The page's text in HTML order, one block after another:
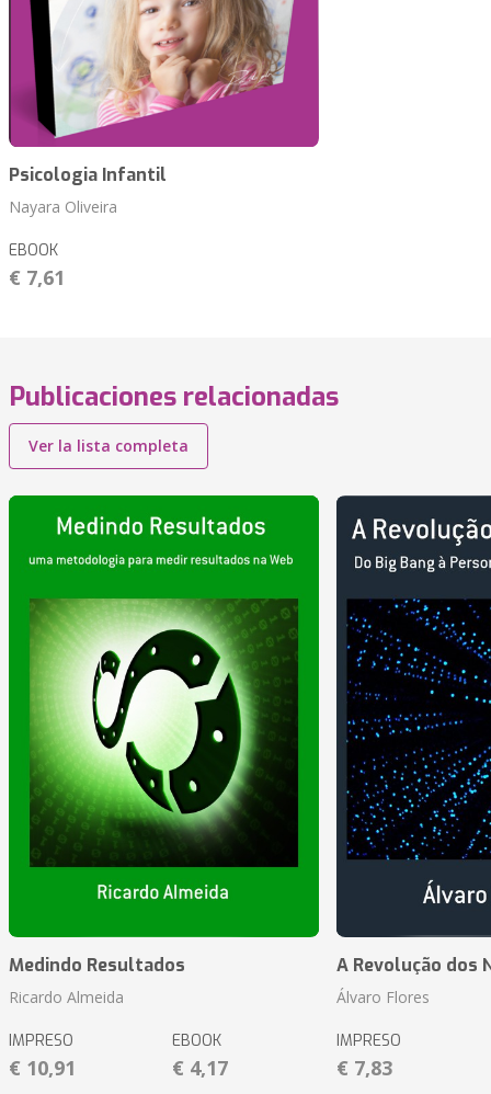
Psicologia Infantil
Nayara Oliveira
EBOOK
€ 7,61
Publicaciones relacionadas
Ver la lista completa
Medindo Resultados
Ricardo Almeida
IMPRESO
€ 10,91
EBOOK
€ 4,17
A Revolução dos
Álvaro Flores
IMPRESO
€ 7,83